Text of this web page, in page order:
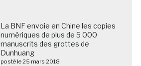
La BNF envoie en Chine les copies
numériques de plus de 5 000
manuscrits des grottes de
Dunhuang
posté le 25 mars 2018